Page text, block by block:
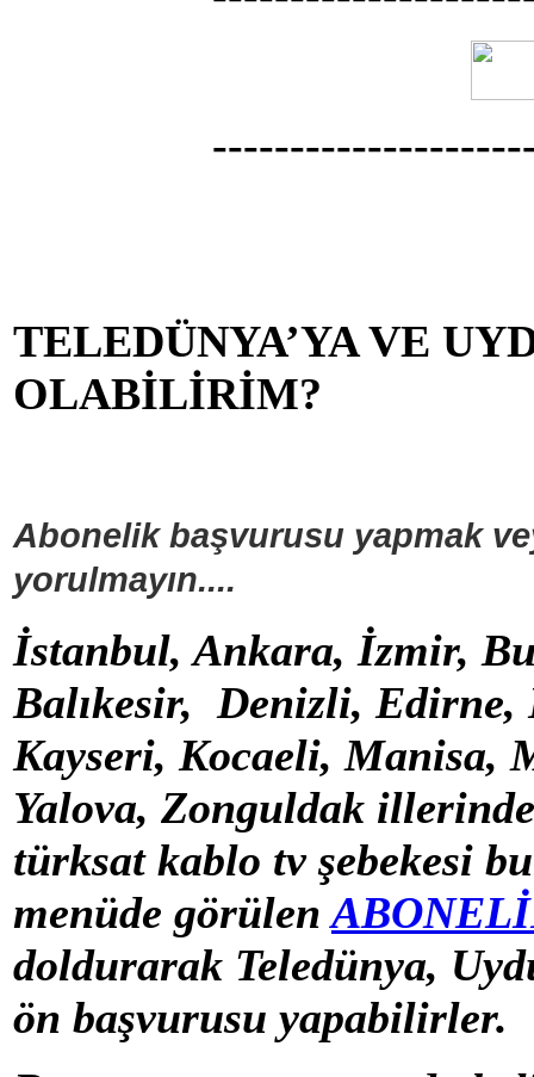
TELEDÜNYA’YA VE
OLABİLİRİM?
Abonelik başvurusu yapmak
yorulmayın....
İstanbul, Ankara, İzmir,
Balıkesir, Denizli, Edirne,
Kayseri, Kocaeli, Manisa,
Yalova, Zonguldak
türksat kablo tv şebekesi
menüde görülen
doldurarak Teledünya,
ön başvurusu yapabilirler.